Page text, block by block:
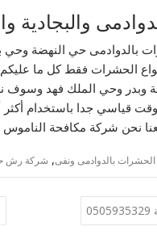
والبجادية
الحشرات فقط كل ما
وبدر وحي الملك فهد
قياسي جدا باستخدام أكثر
نحن شركة مكافحة
بالدوادمى ونفى, شركة رش